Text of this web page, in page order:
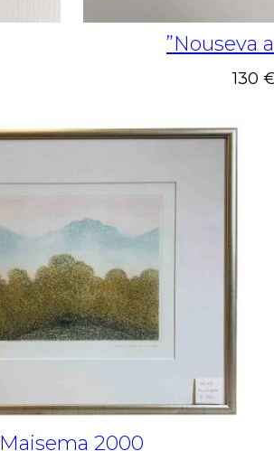
”Nouseva
130
Maisema 2000